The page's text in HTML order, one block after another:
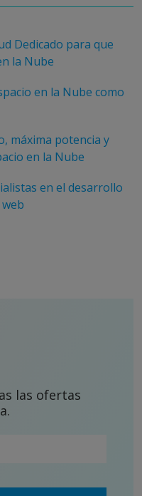
Dedicado para que
la Nube
en la Nube como
máxima potencia y
en la Nube
en el desarrollo
las ofertas